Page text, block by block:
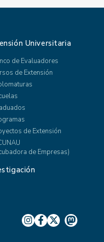
Universitaria
de Evaluadores
de Extensión
de Extensión
de Empresas)